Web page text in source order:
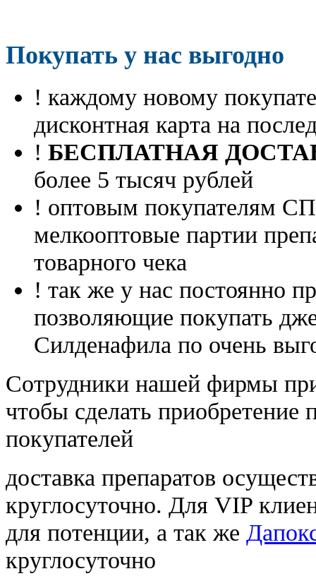
Покупать у нас выгодно
! каждому новому
дисконтная карта на
! БЕСПЛАТНАЯ
более 5 тысяч рублей
! оптовым покупателям
мелкооптовые партии
товарного чека
! так же у нас постоянно
позволяющие покупать
Силденафила по очень
Cотрудники нашей фирмы
чтобы сделать приобретение
покупателей
доставка препаратов
круглосуточно. Для VIP
для потенции, а так же
круглосуточно